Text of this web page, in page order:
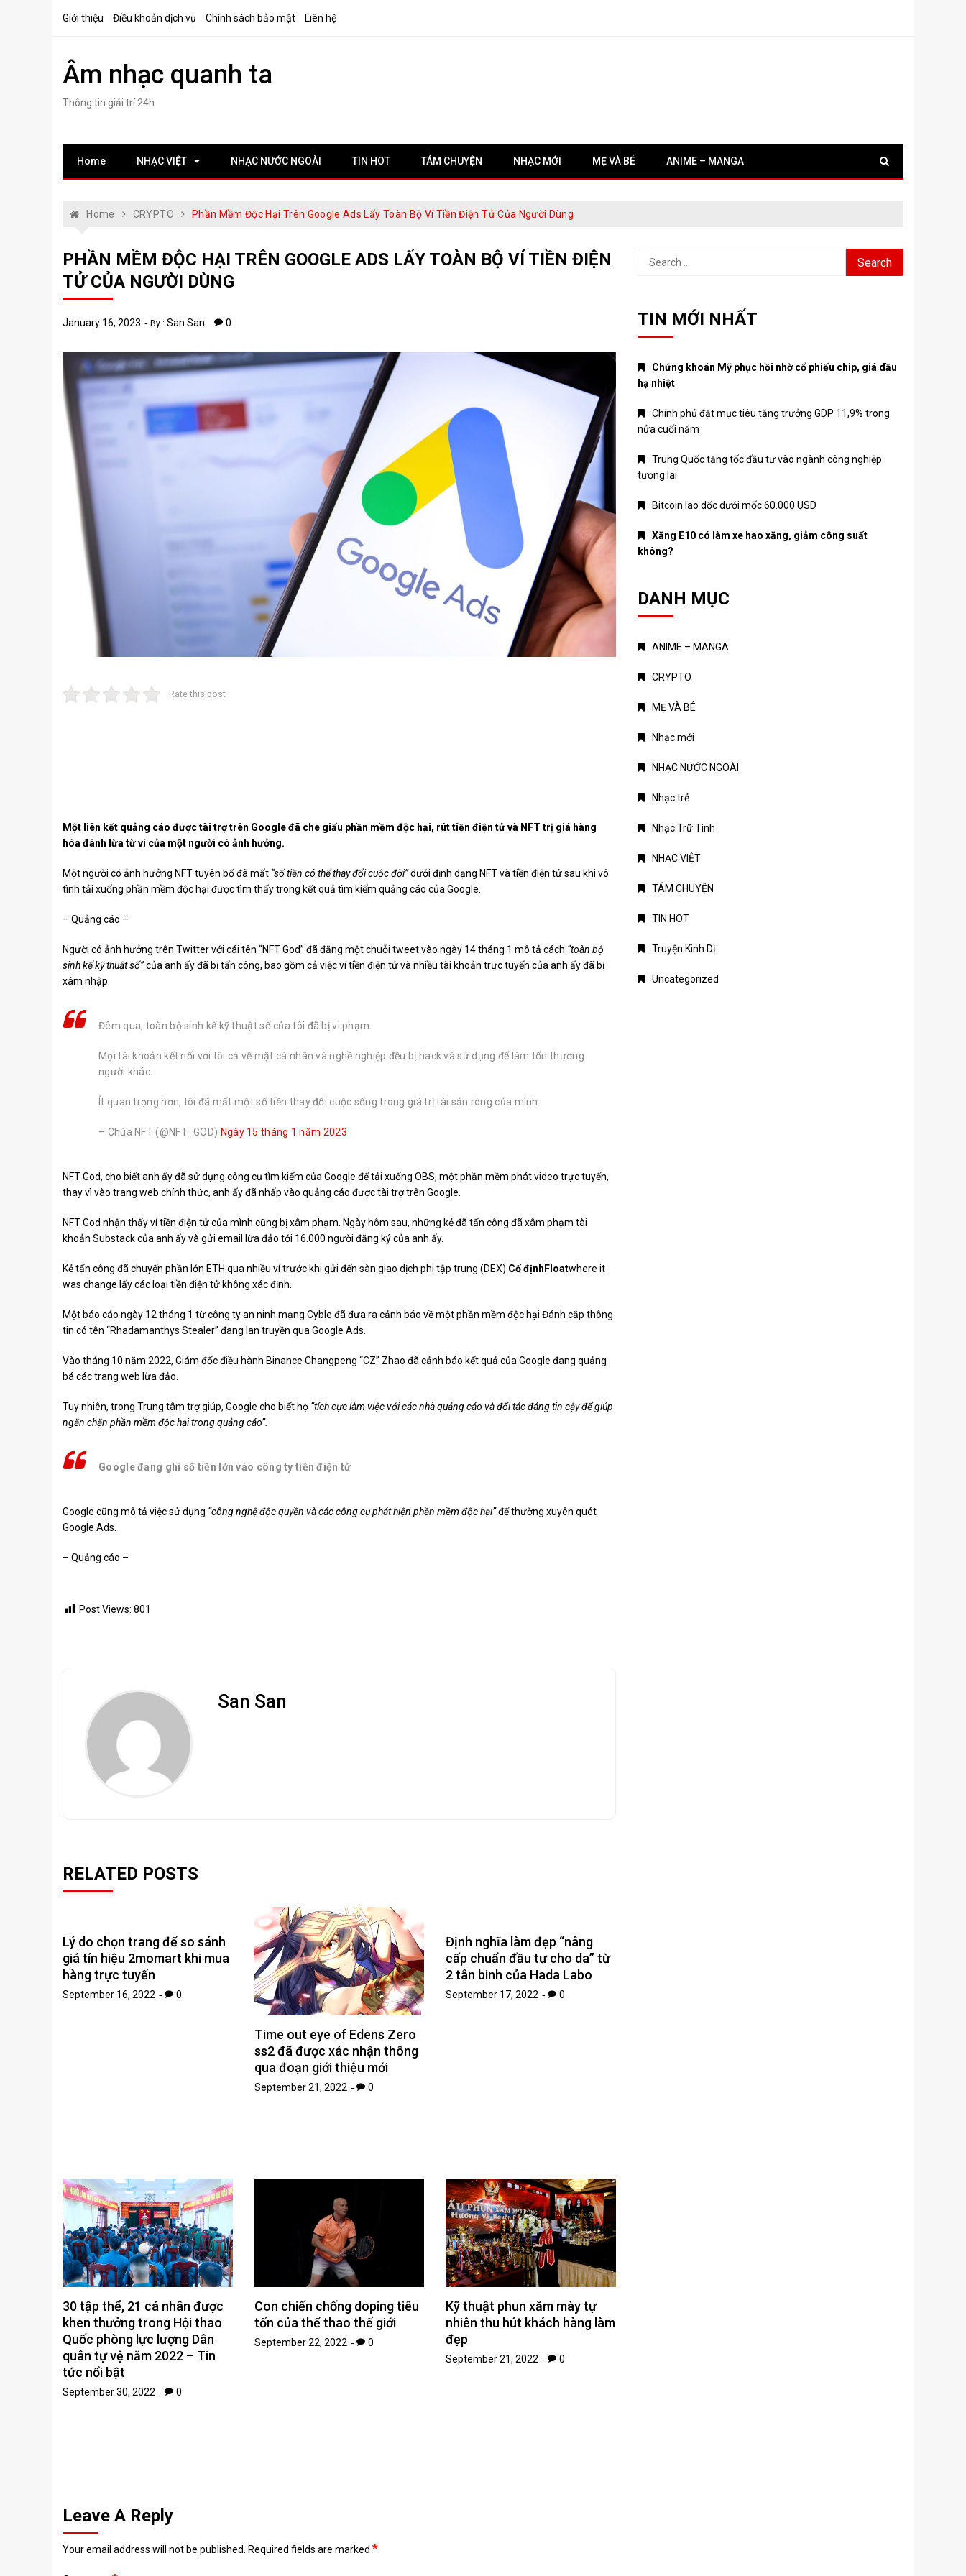
Giới thiệu Điều khoản dịch vụ Chính sách bảo mật Liên hệ
Âm nhạc quanh ta
Thông tin giải trí 24h
Home NHẠC VIỆT NHẠC NƯỚC NGOÀI TIN HOT TÁM CHUYỆN NHẠC MỚI MẸ VÀ BÉ ANIME – MANGA
Home CRYPTO Phần Mềm Độc Hại Trên Google Ads Lấy Toàn Bộ Ví Tiền Điện Tử Của Người Dùng
PHẦN MỀM ĐỘC HẠI TRÊN GOOGLE ADS LẤY TOÀN BỘ VÍ TIỀN ĐIỆN
TỬ CỦA NGƯỜI DÙNG
January 16, 2023 By : San San 0
Rate this post
Một liên kết quảng cáo được tài trợ trên Google đã che giấu phần mềm độc hại, rút ​​tiền điện tử và NFT trị giá hàng
hóa đánh lừa từ ví của một người có ảnh hưởng.
Một người có ảnh hưởng NFT tuyên bố đã mất “số tiền có thể thay đổi cuộc đời”dưới định dạng NFT và tiền điện tử sau khi vô
tình tải xuống phần mềm độc hại được tìm thấy trong kết quả tìm kiếm quảng cáo của Google.
– Quảng cáo –
Người có ảnh hưởng trên Twitter với cái tên “NFT God” đã đăng một chuỗi tweet vào ngày 14 tháng 1 mô tả cách “toàn bộ
sinh kế kỹ thuật số”của anh ấy đã bị tấn công, bao gồm cả việc ví tiền điện tử và nhiều tài khoản trực tuyến của anh ấy đã bị
xâm nhập.
Đêm qua, toàn bộ sinh kế kỹ thuật số của tôi đã bị vi phạm.
Mọi tài khoản kết nối với tôi cả về mặt cá nhân và nghề nghiệp đều bị hack và sử dụng để làm tổn thương
người khác.
Ít quan trọng hơn, tôi đã mất một số tiền thay đổi cuộc sống trong giá trị tài sản ròng của mình
– Chúa NFT (@NFT_GOD) Ngày 15 tháng 1 năm 2023
NFT God, cho biết anh ấy đã sử dụng công cụ tìm kiếm của Google để tải xuống OBS, một phần mềm phát video trực tuyến,
thay vì vào trang web chính thức, anh ấy đã nhấp vào quảng cáo được tài trợ trên Google.
NFT God nhận thấy ví tiền điện tử của mình cũng bị xâm phạm. Ngày hôm sau, những kẻ đã tấn công đã xâm phạm tài
khoản Substack của anh ấy và gửi email lừa đảo tới 16.000 người đăng ký của anh ấy.
Kẻ tấn công đã chuyển phần lớn ETH qua nhiều ví trước khi gửi đến sàn giao dịch phi tập trung (DEX) Cố địnhFloatwhere it
was change lấy các loại tiền điện tử không xác định.
Một báo cáo ngày 12 tháng 1 từ công ty an ninh mạng Cyble đã đưa ra cảnh báo về một phần mềm độc hại Đánh cắp thông
tin có tên “Rhadamanthys Stealer” đang lan truyền qua Google Ads.
Vào tháng 10 năm 2022, Giám đốc điều hành Binance Changpeng “CZ” Zhao đã cảnh báo kết quả của Google đang quảng
bá các trang web lừa đảo.
Tuy nhiên, trong Trung tâm trợ giúp, Google cho biết họ “tích cực làm việc với các nhà quảng cáo và đối tác đáng tin cậy để giúp
ngăn chặn phần mềm độc hại trong quảng cáo”.
Google đang ghi số tiền lớn vào công ty tiền điện tử
Google cũng mô tả việc sử dụng “công nghệ độc quyền và các công cụ phát hiện phần mềm độc hại”để thường xuyên quét
Google Ads.
– Quảng cáo –
Post Views: 801
San San
RELATED POSTS
Lý do chọn trang để so sánh
giá tín hiệu 2momart khi mua
hàng trực tuyến
September 16, 2022 0
Time out eye of Edens Zero
ss2 đã được xác nhận thông
qua đoạn giới thiệu mới
September 21, 2022 0
Định nghĩa làm đẹp “nâng
cấp chuẩn đầu tư cho da” từ
2 tân binh của Hada Labo
September 17, 2022 0
30 tập thể, 21 cá nhân được
khen thưởng trong Hội thao
Quốc phòng lực lượng Dân
quân tự vệ năm 2022 – Tin
tức nổi bật
September 30, 2022 0
Con chiến chống doping tiêu
tốn của thể thao thế giới
September 22, 2022 0
Kỹ thuật phun xăm mày tự
nhiên thu hút khách hàng làm
đẹp
September 21, 2022 0
Leave A Reply
Your email address will not be published. Required fields are marked *
Search
TIN MỚI NHẤT
Chứng khoán Mỹ phục hồi nhờ cổ phiếu chip, giá dầu
hạ nhiệt
Chính phủ đặt mục tiêu tăng trưởng GDP 11,9% trong
nửa cuối năm
Trung Quốc tăng tốc đầu tư vào ngành công nghiệp
tương lai
Bitcoin lao dốc dưới mốc 60.000 USD
Xăng E10 có làm xe hao xăng, giảm công suất
không?
DANH MỤC
ANIME – MANGA
CRYPTO
MẸ VÀ BÉ
Nhạc mới
NHẠC NƯỚC NGOÀI
Nhạc trẻ
Nhạc Trữ Tình
NHẠC VIỆT
TÁM CHUYỆN
TIN HOT
Truyện Kinh Dị
Uncategorized